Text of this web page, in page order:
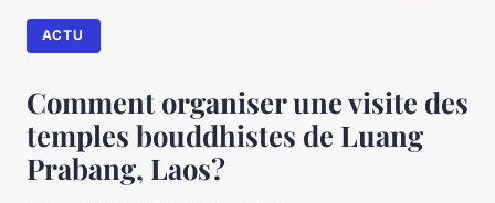
ACTU
Comment organiser une visite des
temples bouddhistes de Luang
Prabang, Laos?